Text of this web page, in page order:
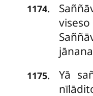
1174.
1175.
Yā